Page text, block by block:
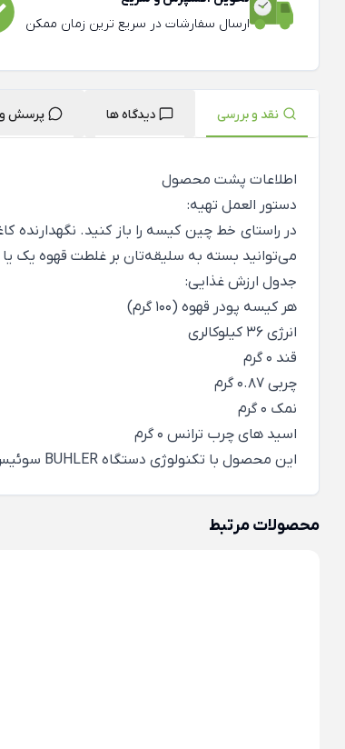
ارسال سفارشات در سریع ترین زمان ممکن
نقد و بررسی دیدگاه ها پرسش و
اطلاعات پشت محصول
دستور العمل تهیه:
می‌توانید بسته به سلیقه‌تان بر غلطت قهوه یک یا دو بار دیگر تکرار کنید (155-180 میلی
جدول ارزش غذایی:
هر کیسه پودر قهوه (100 گرم)
انرژی 36 کیلوکالری
قند 0 گرم
چربی 0.87 گرم
نمک 0 گرم
اسید های چرب ترانس 0 گرم
این محصول با تکنولوژی دستگاه BUHLER سوئیس تهیه شده است
محصولات مرتبط